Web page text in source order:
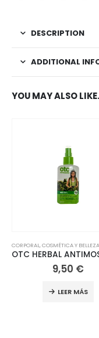
DESCRIPTION
ADDITIONAL
YOU MAY ALSO
CORPORAL,COSMÉTICA Y BELLEZA
9,50 €
LEER MÁS